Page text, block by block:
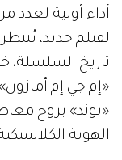
أداء أولية لعدد
لفيلم جديد،
تاريخ السلسلة،
«إم جي إم
«بوند» بروح
الهوية